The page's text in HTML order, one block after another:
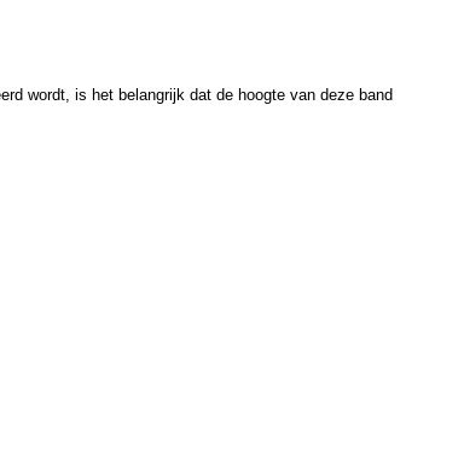
wordt, is het belangrijk dat de hoogte van deze band